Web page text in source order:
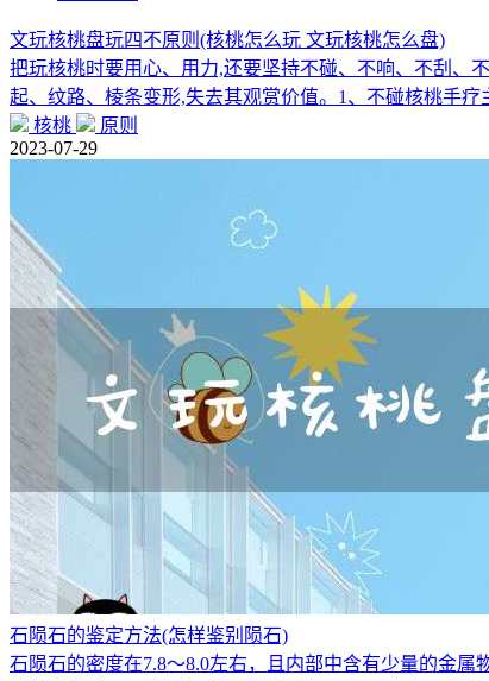
文玩核桃盘玩四不原则(核桃怎么玩 文玩核桃怎么盘)
把玩核桃时要用心、用力,还要坚持不碰、不响、不刮、
起、纹路、棱条变形,失去其观赏价值。1、不碰核桃手疗
核桃
原则
2023-07-29
石陨石的鉴定方法(怎样鉴别陨石)
石陨石的密度在7.8～8.0左右，且内部中含有少量的金